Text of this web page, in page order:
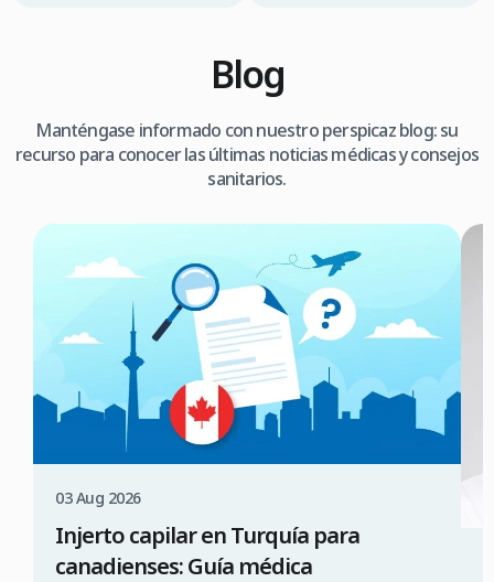
Blog
Manténgase informado con nuestro perspicaz blog: su
recurso para conocer las últimas noticias médicas y consejos
sanitarios.
03 Aug 2026
Injerto capilar en Turquía para
canadienses: Guía médica